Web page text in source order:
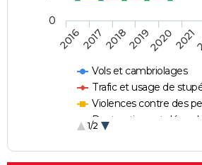
Vols et cambriolages
Trafic et usage de
Violences contre des
Destructions et
1/2
201620172018201920202021
0